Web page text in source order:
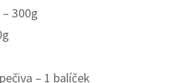
300g
– 1 balíček